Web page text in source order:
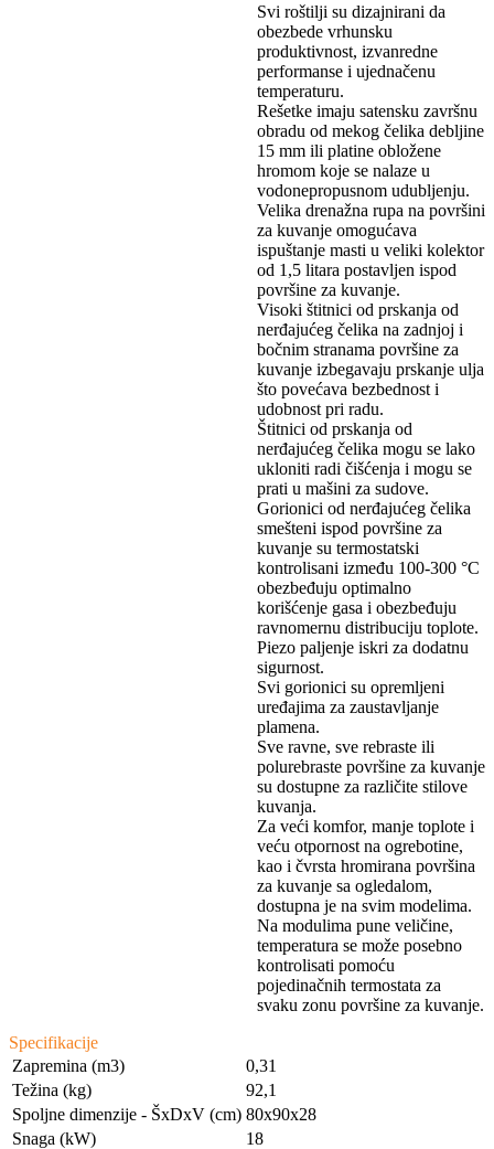
Svi roštilji su dizajnirani da
obezbede vrhunsku
produktivnost, izvanredne
performanse i ujednačenu
temperaturu.
Rešetke imaju satensku završnu
obradu od mekog čelika debljine
15 mm ili platine obložene
hromom koje se nalaze u
vodonepropusnom udubljenju.
Velika drenažna rupa na površini
za kuvanje omogućava
ispuštanje masti u veliki kolektor
od 1,5 litara postavljen ispod
površine za kuvanje.
Visoki štitnici od prskanja od
nerđajućeg čelika na zadnjoj i
bočnim stranama površine za
kuvanje izbegavaju prskanje ulja
što povećava bezbednost i
udobnost pri radu.
Štitnici od prskanja od
nerđajućeg čelika mogu se lako
ukloniti radi čišćenja i mogu se
prati u mašini za sudove.
Gorionici od nerđajućeg čelika
smešteni ispod površine za
kuvanje su termostatski
kontrolisani između 100-300 °C
obezbeđuju optimalno
korišćenje gasa i obezbeđuju
ravnomernu distribuciju toplote.
Piezo paljenje iskri za dodatnu
sigurnost.
Svi gorionici su opremljeni
uređajima za zaustavljanje
plamena.
Sve ravne, sve rebraste ili
polurebraste površine za kuvanje
su dostupne za različite stilove
kuvanja.
Za veći komfor, manje toplote i
veću otpornost na ogrebotine,
kao i čvrsta hromirana površina
za kuvanje sa ogledalom,
dostupna je na svim modelima.
Na modulima pune veličine,
temperatura se može posebno
kontrolisati pomoću
pojedinačnih termostata za
svaku zonu površine za kuvanje.
Specifikacije
Zapremina (m3)
0,31
Težina (kg)
92,1
Spoljne dimenzije - ŠxDxV (cm) 80x90x28
Snaga (kW)
18